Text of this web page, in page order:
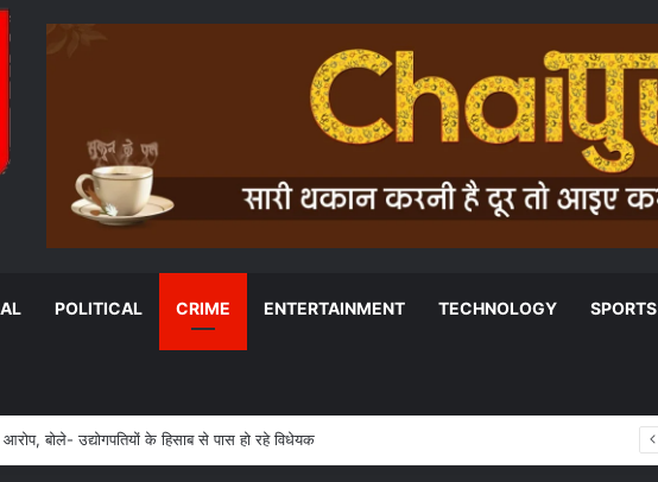
POLITICAL CRIME ENTERTAINMENT TECHNOLOGY SPORTS
का BJP पर तीखा हमला